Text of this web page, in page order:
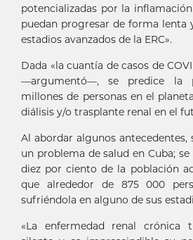
potencializadas por la
puedan progresar de forma lenta
estadios avanzados de la ERC».
Dada «la cuantía de casos de
—argumentó—, se predice la
millones de personas en el
diálisis y/o trasplante renal en el
Al abordar algunos antecedentes,
un problema de salud en Cuba;
diez por ciento de la población
que alrededor de 875 000
sufriéndola en alguno de sus
«La enfermedad renal crónica